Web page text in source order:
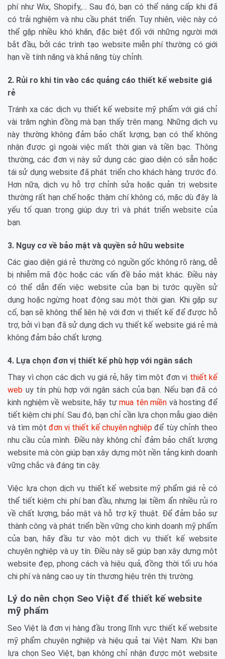
phí như Wix, Shopify,… Sau đó, bạn có thể nâng cấp khi đã
có trải nghiệm và nhu cầu phát triển. Tuy nhiên, việc này có
thể gặp nhiều khó khăn, đặc biệt đối với những người mới
bắt đầu, bởi các trình tạo website miễn phí thường có giới
hạn về tính năng và khả năng tùy chỉnh.
2. Rủi ro khi tin vào các quảng cáo thiết kế website giá
rẻ
Tránh xa các dịch vụ thiết kế website mỹ phẩm với giá chỉ
vài trăm nghìn đồng mà bạn thấy trên mạng. Những dịch vụ
này thường không đảm bảo chất lượng, bạn có thể không
nhận được gì ngoài việc mất thời gian và tiền bạc. Thông
thường, các đơn vị này sử dụng các giao diện có sẵn hoặc
tái sử dụng website đã phát triển cho khách hàng trước đó.
Hơn nữa, dịch vụ hỗ trợ chỉnh sửa hoặc quản trị website
thường rất hạn chế hoặc thậm chí không có, mặc dù đây là
yếu tố quan trọng giúp duy trì và phát triển website của
bạn.
3. Nguy cơ về bảo mật và quyền sở hữu website
Các giao diện giá rẻ thường có nguồn gốc không rõ ràng, dễ
bị nhiễm mã độc hoặc các vấn đề bảo mật khác. Điều này
có thể dẫn đến việc website của bạn bị tước quyền sử
dụng hoặc ngừng hoạt động sau một thời gian. Khi gặp sự
cố, bạn sẽ không thể liên hệ với đơn vị thiết kế để được hỗ
trợ, bởi vì bạn đã sử dụng dịch vụ thiết kế website giá rẻ mà
không đảm bảo chất lượng.
4. Lựa chọn đơn vị thiết kế phù hợp với ngân sách
Thay vì chọn các dịch vụ giá rẻ, hãy tìm một đơn vị thiết kế
web uy tín phù hợp với ngân sách của bạn. Nếu bạn đã có
kinh nghiệm về website, hãy tựmua tên miền và hosting để
tiết kiệm chi phí. Sau đó, bạn chỉ cần lựa chọn mẫu giao diện
và tìm một đơn vị thiết kế chuyên nghiệp để tùy chỉnh theo
nhu cầu của mình. Điều này không chỉ đảm bảo chất lượng
website mà còn giúp bạn xây dựng một nền tảng kinh doanh
vững chắc và đáng tin cậy.
Việc lựa chọn dịch vụ thiết kế website mỹ phẩm giá rẻ có
thể tiết kiệm chi phí ban đầu, nhưng lại tiềm ẩn nhiều rủi ro
về chất lượng, bảo mật và hỗ trợ kỹ thuật. Để đảm bảo sự
thành công và phát triển bền vững cho kinh doanh mỹ phẩm
của bạn, hãy đầu tư vào một dịch vụ thiết kế website
chuyên nghiệp và uy tín. Điều này sẽ giúp bạn xây dựng một
website đẹp, phong cách và hiệu quả, đồng thời tối ưu hóa
chi phí và nâng cao uy tín thương hiệu trên thị trường.
Lý do nên chọn Seo Việt để thiết kế website
mỹ phẩm
Seo Việt là đơn vị hàng đầu trong lĩnh vực thiết kế website
mỹ phẩm chuyên nghiệp và hiệu quả tại Việt Nam. Khi bạn
lựa chọn Seo Việt, bạn không chỉ nhận được một website